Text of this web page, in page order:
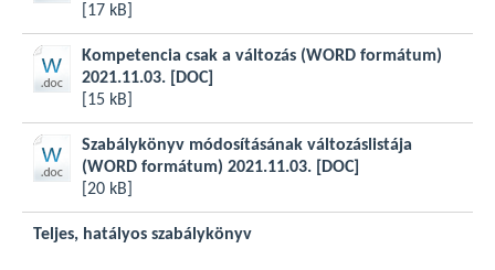
[17 kB]
Kompetencia csak a változás (WORD formátum)
2021.11.03.
[DOC]
[15 kB]
Szabálykönyv módosításának változáslistája
(WORD formátum) 2021.11.03.
[DOC]
[20 kB]
Teljes, hatályos szabálykönyv